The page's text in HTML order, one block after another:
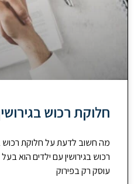
חלוקת רכוש
מה חשוב לדעת על חלוקת רכוש
רכוש בגירושין עם ילדים הוא בעל
עוסק רק בפירוק